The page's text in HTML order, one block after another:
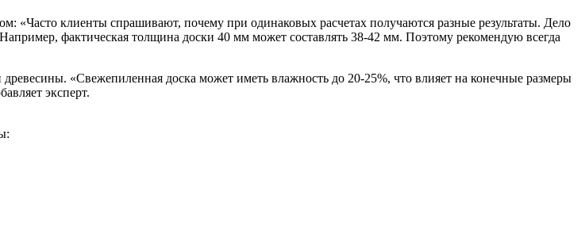
«Часто клиенты спрашивают, почему при одинаковых расчетах получаются разные результаты. Дело
фактическая толщина доски 40 мм может составлять 38-42 мм. Поэтому рекомендую всегда
«Свежепиленная доска может иметь влажность до 20-25%, что влияет на конечные размеры
эксперт.